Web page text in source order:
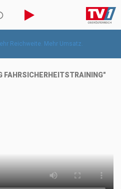
FAHRSICHERHEITSTRAINING"